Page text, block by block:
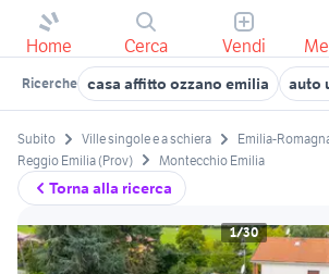
Home Cerca Vendi
Ricerche casa affitto ozzano emilia auto
Torna alla ricerca
Subito Ville singole e a schiera
Emilia-
Reggio Emilia (Prov)
Montecchio Emilia
1/30